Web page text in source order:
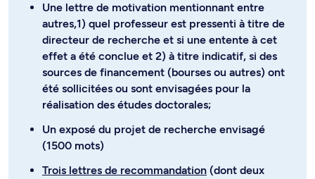
Une lettre de motivation mentionnant entre
autres,1) quel professeur est pressenti à titre de
directeur de recherche et si une entente à cet
effet a été conclue et 2) à titre indicatif, si des
sources de financement (bourses ou autres) ont
été sollicitées ou sont envisagées pour la
réalisation des études doctorales;
Un exposé du projet de recherche envisagé
(1500 mots)
Trois lettres de recommandation (dont deux